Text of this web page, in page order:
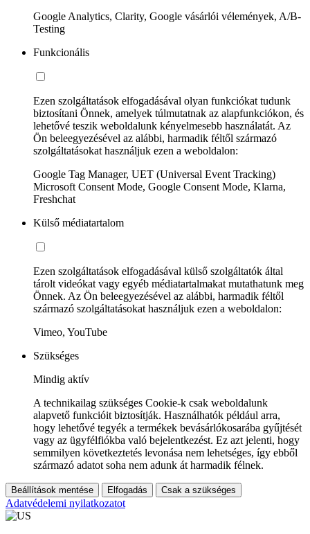
Google Analytics, Clarity, Google vásárlói vélemények, A/B-
Testing
Funkcionális
Ezen szolgáltatások elfogadásával olyan funkciókat tudunk
biztosítani Önnek, amelyek túlmutatnak az alapfunkciókon, és
lehetővé teszik weboldalunk kényelmesebb használatát. Az
Ön beleegyezésével az alábbi, harmadik féltől származó
szolgáltatásokat használjuk ezen a weboldalon:
Google Tag Manager, UET (Universal Event Tracking)
Microsoft Consent Mode, Google Consent Mode, Klarna,
Freshchat
Külső médiatartalom
Ezen szolgáltatások elfogadásával külső szolgáltatók által
tárolt videókat vagy egyéb médiatartalmakat mutathatunk meg
Önnek. Az Ön beleegyezésével az alábbi, harmadik féltől
származó szolgáltatásokat használjuk ezen a weboldalon:
Vimeo, YouTube
Szükséges
Mindig aktív
A technikailag szükséges Cookie-k csak weboldalunk
alapvető funkcióit biztosítják. Használhatók például arra,
hogy lehetővé tegyék a termékek bevásárlókosarába gyűjtését
vagy az ügyfélfiókba való bejelentkezést. Ez azt jelenti, hogy
semmilyen következtetés levonása nem lehetséges, így ebből
származó adatot soha nem adunk át harmadik félnek.
Beállítások mentése Elfogadás Csak a szükséges
Adatvédelemi nyilatkozatot